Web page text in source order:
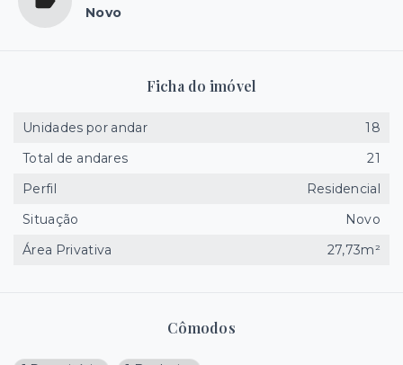
Novo
Cômodos
Ficha do imóvel
Unidades por andar
18
Total de andares
21
Perfil
Residencial
Situação
Novo
Área Privativa
27,73m²